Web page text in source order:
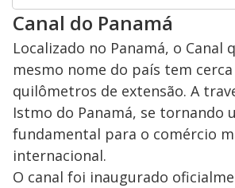
Canal do Panamá
Localizado no Panamá, o Canal
mesmo nome do país tem cerca
quilômetros de extensão. A
Istmo do Panamá, se tornando
fundamental para o comércio
internacional.
O canal foi inaugurado